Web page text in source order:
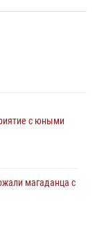
с юными
магаданца с